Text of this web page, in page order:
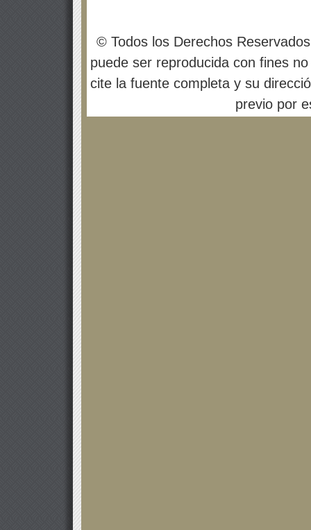
© Todos los Derechos
puede ser reproducida con fines
cite la fuente completa y su
previo por